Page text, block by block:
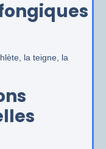
la teigne, la